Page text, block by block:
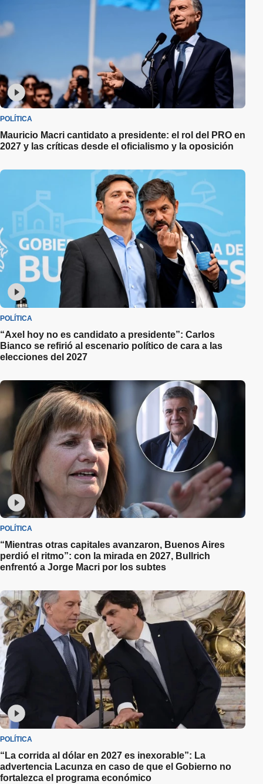
POLÍTICA
Mauricio Macri cantidato a presidente: el rol del PRO en
2027 y las críticas desde el oficialismo y la oposición
POLÍTICA
“Axel hoy no es candidato a presidente”: Carlos
Bianco se refirió al escenario político de cara a las
elecciones del 2027
POLÍTICA
“Mientras otras capitales avanzaron, Buenos Aires
perdió el ritmo”: con la mirada en 2027, Bullrich
enfrentó a Jorge Macri por los subtes
POLÍTICA
“La corrida al dólar en 2027 es inexorable”: La
advertencia Lacunza en caso de que el Gobierno no
fortalezca el programa económico